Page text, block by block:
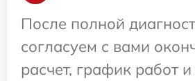
После полной
согласуем с вами
расчет, график работ